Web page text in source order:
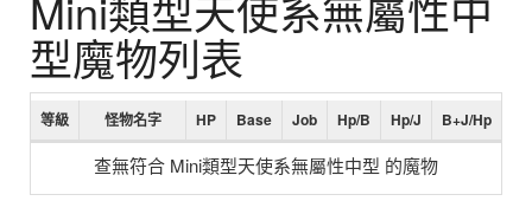
型魔物列表
等級 怪物名字 HP Base Job Hp/B Hp/J B+J/Hp
查無符合 Mini類型天使系無屬性中型 的魔物